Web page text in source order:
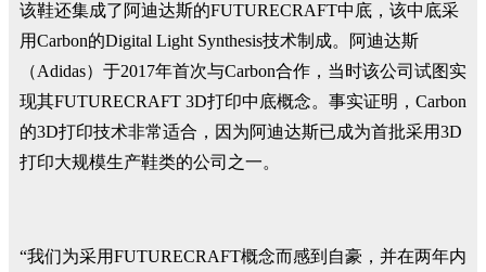
该鞋还集成了阿迪达斯的FUTURECRAFT中底，该中底采
用Carbon的Digital Light Synthesis技术制成。阿迪达斯
（Adidas）于2017年首次与Carbon合作，当时该公司试图实
现其FUTURECRAFT 3D打印中底概念。事实证明，Carbon
的3D打印技术非常适合，因为阿迪达斯已成为首批采用3D
打印大规模生产鞋类的公司之一。
“我们为采用FUTURECRAFT概念而感到自豪，并在两年内